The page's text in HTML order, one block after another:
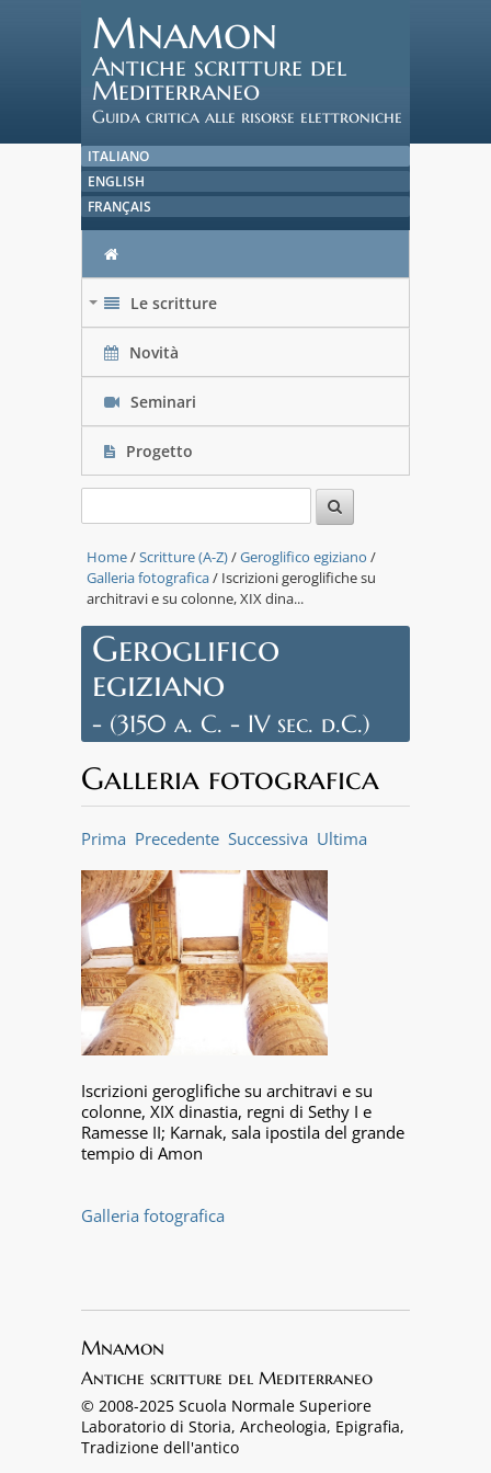
Mnamon
Antiche scritture del
Mediterraneo
Guida critica alle risorse elettroniche
ITALIANO
ENGLISH
FRANÇAIS
Le scritture
Novità
Seminari
Progetto
Home/Scritture (A-Z)/Geroglifico egiziano /
Galleria fotografica/ Iscrizioni geroglifiche su
architravi e su colonne, XIX dina...
Geroglifico
egiziano
- (3150 a. C. - IV sec. d.C.)
Galleria fotografica
Prima Precedente Successiva Ultima
Iscrizioni geroglifiche su architravi e su
colonne, XIX dinastia, regni di Sethy I e
Ramesse II; Karnak, sala ipostila del grande
tempio di Amon
Galleria fotografica
Mnamon
Antiche scritture del Mediterraneo
© 2008-2025 Scuola Normale Superiore
Laboratorio di Storia, Archeologia, Epigrafia,
Tradizione dell'antico